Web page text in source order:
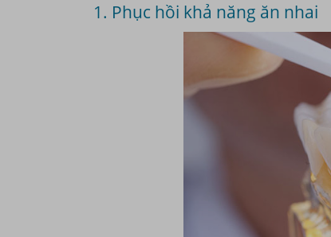
1. Phục hồi khả năng ăn nhai